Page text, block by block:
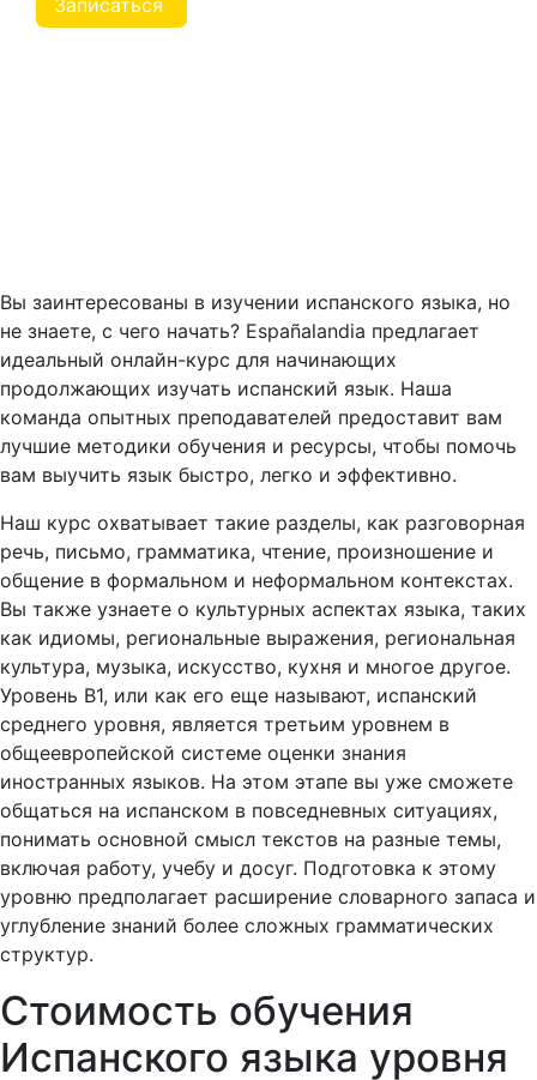
Записаться
Вы заинтересованы в изучении испанского языка, но
не знаете, с чего начать? Españalandia предлагает
идеальный онлайн-курс для начинающих
продолжающих изучать испанский язык. Наша
команда опытных преподавателей предоставит вам
лучшие методики обучения и ресурсы, чтобы помочь
вам выучить язык быстро, легко и эффективно.
Наш курс охватывает такие разделы, как разговорная
речь, письмо, грамматика, чтение, произношение и
общение в формальном и неформальном контекстах.
Вы также узнаете о культурных аспектах языка, таких
как идиомы, региональные выражения, региональная
культура, музыка, искусство, кухня и многое другое.
Уровень B1, или как его еще называют, испанский
среднего уровня, является третьим уровнем в
общеевропейской системе оценки знания
иностранных языков. На этом этапе вы уже сможете
общаться на испанском в повседневных ситуациях,
понимать основной смысл текстов на разные темы,
включая работу, учебу и досуг. Подготовка к этому
уровню предполагает расширение словарного запаса и
углубление знаний более сложных грамматических
структур.
Стоимость обучения
Испанского языка уровня